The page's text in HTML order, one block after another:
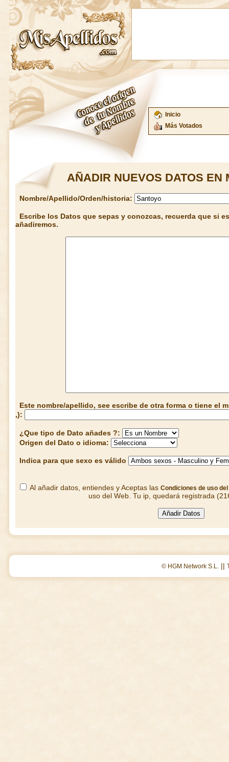
Inicio
Más Votados
AÑADIR NUEVOS DATOS EN
Nombre/Apellido/Orden/historia:
Escribe los Datos que sepas y conozcas, recuerda que si
añadiremos.
Este nombre/apellido, see escribe de otra forma o tiene el
,):
¿Que tipo de Dato añades ?:
Origen del Dato o idioma:
Indica para que sexo es válido
Al añadir datos, entiendes y Aceptas las Condiciones de uso del
uso del Web. Tu ip, quedará registrada
© HGM Network S.L. ||